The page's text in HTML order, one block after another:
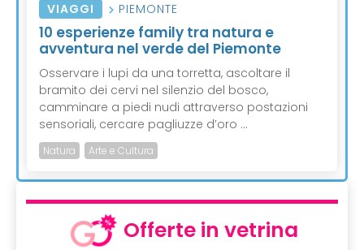
VIAGGI PIEMONTE
10 esperienze family tra natura e
avventura nel verde del Piemonte
Osservare i lupi da una torretta, ascoltare il
bramito dei cervi nel silenzio del bosco,
camminare a piedi nudi attraverso postazioni
sensoriali, cercare pagliuzze d’oro ...
Natura Arte e Cultura
Offerte in vetrina